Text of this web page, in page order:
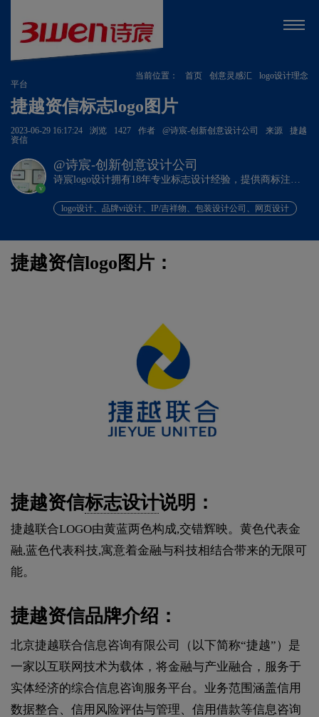
当前位置： 首页 创意灵感汇
logo设计理念
平台
捷越资信标志logo图片
2023-06-29 16:17:24 浏览 1427 作者 @诗宸-创新创意设计公司 来源
捷越
资信
v
@诗宸-创新创意设计公司
诗宸logo设计拥有18年专业标志设计经验，提供商标注册
logo设计、品牌vi设计、IP/吉祥物、包装设计公司、网页设计
捷越资信logo图片：
捷越资信标志设计说明：
捷越联合LOGO由黄蓝两色构成,交错辉映。黄色代表金
融,蓝色代表科技,寓意着金融与科技相结合带来的无限可
能。
捷越资信品牌介绍：
北京捷越联合信息咨询有限公司（以下简称“捷越”）是
一家以互联网技术为载体，将金融与产业融合，服务于
实体经济的综合信息咨询服务平台。业务范围涵盖信用
数据整合、信用风险评估与管理、信用借款等信息咨询